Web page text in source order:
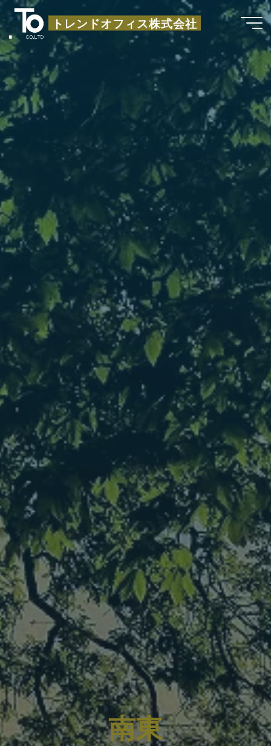
コ
テ
ン
へ
キ
ッ
プ
トレンドオフィス株式会社
南東